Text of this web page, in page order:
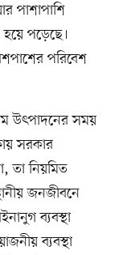
পাশাপাশি
পড়েছে।
পরিবেশ
উৎপাদনের সময়
সরকার
তা নিয়মিত
জনজীবনে
ব্যবস্থা
ব্যবস্থা